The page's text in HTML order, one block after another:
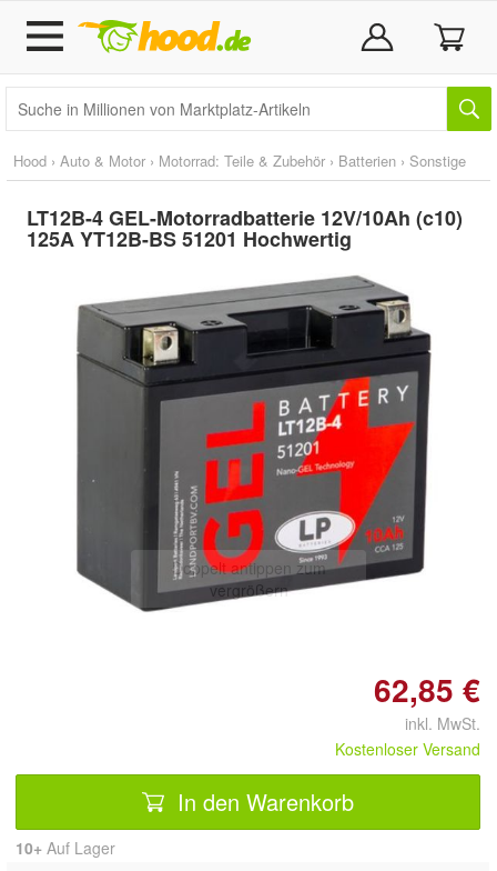
Hood › Auto & Motor › Motorrad: Teile & Zubehör › Batterien › Sonstige
LT12B-4 GEL-Motorradbatterie 12V/10Ah (c10)
125A YT12B-BS 51201 Hochwertig
Doppelt antippen zum
vergrößern
62,85 €
inkl. MwSt.
Kostenloser Versand
In den Warenkorb
10+ Auf Lager